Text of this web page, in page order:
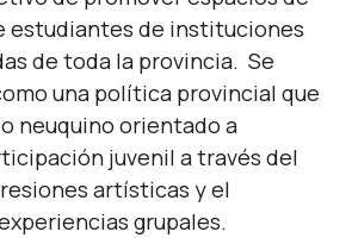
estudiantes de instituciones
de toda la provincia. Se
una política provincial que
neuquino orientado a
juvenil a través del
artísticas y el
grupales.